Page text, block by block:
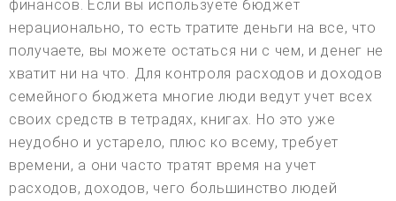
финансов. Если вы используете бюджет
нерационально, то есть тратите деньги на все, что
получаете, вы можете остаться ни с чем, и денег не
хватит ни на что. Для контроля расходов и доходов
семейного бюджета многие люди ведут учет всех
своих средств в тетрадях, книгах. Но это уже
неудобно и устарело, плюс ко всему, требует
времени, а они часто тратят время на учет
расходов, доходов, чего большинство людей